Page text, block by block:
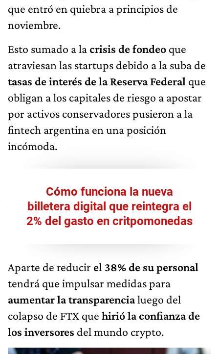
que entró en quiebra a principios de
noviembre.
Esto sumado a lacrisis de fondeo que
atraviesan las startups debido a la suba de
tasas de interés de la Reserva Federal que
obligan a los capitales de riesgo a apostar
por activos conservadores pusieron a la
fintech argentina en una posición
incómoda.
Cómo funciona la nueva
billetera digital que reintegra el
2% del gasto en critpomonedas
Aparte de reducir el 38% de su personal
tendrá que impulsar medidas para
aumentar la transparencialuego del
colapso de FTX que hirió la confianza de
los inversores del mundo crypto.